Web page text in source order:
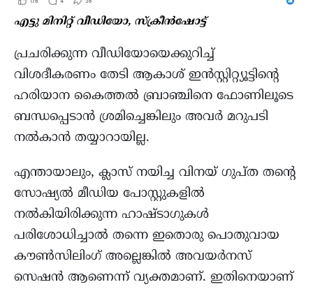
എട്ടു മിനിറ്റ് വീഡിയോ, സ്ക്രീന്‍ഷോട്ട്
പ്രചരിക്കുന്ന വീഡിയോയെക്കുറിച്ച്
വിശദീകരണം തേടി ആകാശ് ഇൻസ്റ്റിറ്റ്യൂട്ടിന്റെ
ഹരിയാന കൈത്തൽ ബ്രാഞ്ചിനെ ഫോണിലൂടെ
ബന്ധപ്പെടാൻ ശ്രമിച്ചെങ്കിലും അവർ മറുപടി
നൽകാൻ തയ്യാറായില്ല.
എന്തായാലും, ക്ലാസ് നയിച്ച വിനയ് ഗുപ്ത തന്റെ
സോഷ്യൽ മീഡിയ പോസ്റ്റുകളിൽ
നൽകിയിരിക്കുന്ന ഹാഷ്‌ടാഗുകൾ
പരിശോധിച്ചാൽ തന്നെ ഇതൊരു പൊതുവായ
കൗൺസിലിംഗ് അല്ലെങ്കിൽ അവയർനസ്
സെഷൻ ആണെന്ന് വ്യക്തമാണ്. ഇതിനെയാണ്